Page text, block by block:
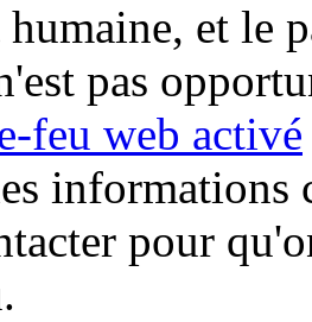
et le
pas
feu web activé
informations
pour